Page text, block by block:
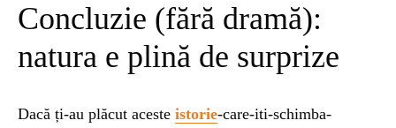
Concluzie (fără dramă):
natura e plină de surprize
Dacă ți-au plăcut aceste istorie-care-iti-schimba-